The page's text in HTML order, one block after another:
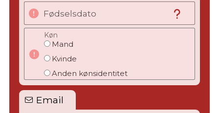
Fødselsdato
Køn
Mand
Kvinde
Anden kønsidentitet
Email